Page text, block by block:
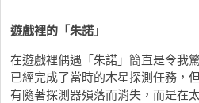
遊戲裡的「朱諾」
在遊戲裡偶遇「朱諾」簡直是令我
已經完成了當時的木星探測任務，
有隨著探測器殞落而消失，而是在